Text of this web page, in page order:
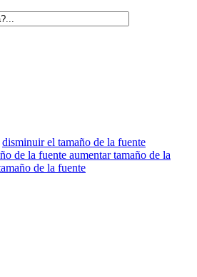
disminuir el tamaño de la fuente
aumentar tamaño de la